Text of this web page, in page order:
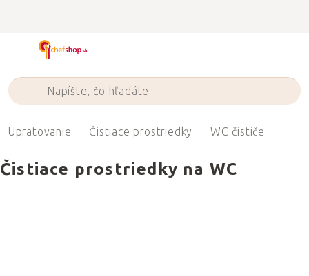
Upratovanie Čistiace prostriedky WC čističe
Čistiace prostriedky na WC